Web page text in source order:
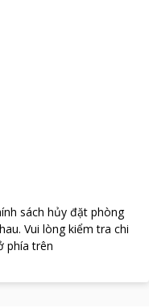
sách hủy đặt phòng
. Vui lòng kiểm tra chi
phía trên